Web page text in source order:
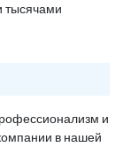
тысячами
и
в нашей